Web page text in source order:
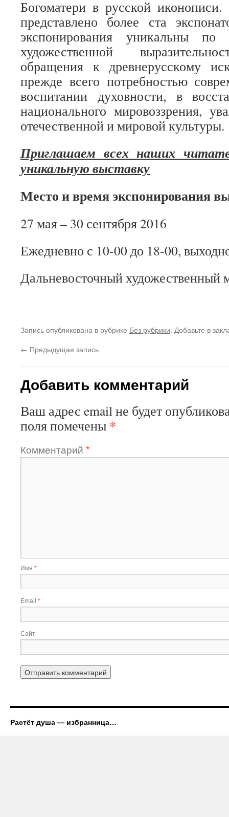
Богоматери в русской
представлено более ста
экспонирования уникальны
художественной
обращения к древнерусскому
прежде всего потребностью
воспитании духовности, в
национального мировоззрения,
отечественной и мировой культуры.
Приглашаем всех наших
уникальную выставку
Место и время экспонирования
27 мая – 30 сентября 2016
Ежедневно с 10-00 до 18-00,
Дальневосточный художественный
Запись опубликована в рубрике Без рубрики. Добавьте в
← Предыдущая запись
Добавить комментарий
Ваш адрес email не будет
поля помечены *
Комментарий *
Имя *
Email *
Сайт
Растёт душа — избранница…